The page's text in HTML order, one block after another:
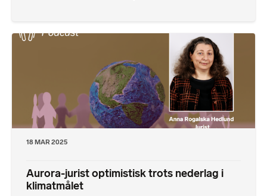
18 MAR 2025
Aurora-jurist optimistisk trots nederlag i
klimatmålet